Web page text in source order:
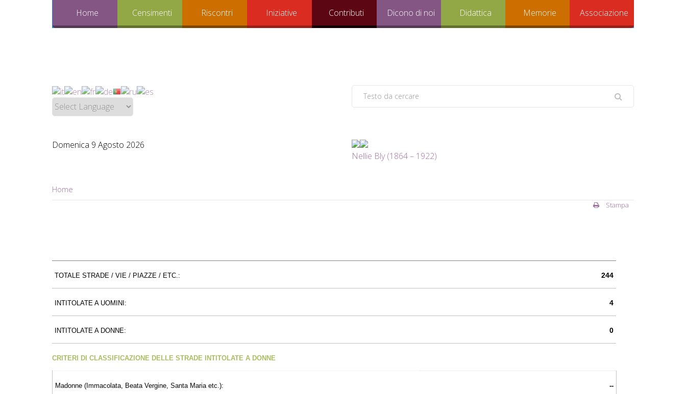
Home Censimenti Riscontri Iniziative Contributi Dicono di noi Didattica Memorie Associazione
Domenica 9 Agosto 2026
Nellie Bly (1864 – 1922)
Home
Stampa
TOTALE STRADE / VIE / PIAZZE / ETC.: 244
INTITOLATE A UOMINI: 4
INTITOLATE A DONNE: 0
CRITERI DI CLASSIFICAZIONE DELLE STRADE INTITOLATE A DONNE
Madonne (Immacolata, Beata Vergine, Santa Maria etc.): --